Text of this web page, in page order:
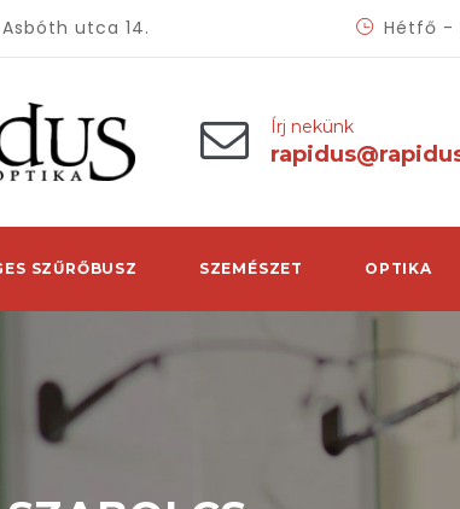
utca 14. Hétfő -
Írj nekünk
SZŰRŐBUSZ SZEMÉSZET OPTIKA